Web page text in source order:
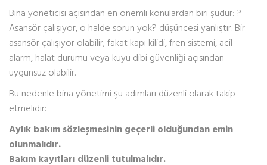
Bina yöneticisi açısından en önemli konulardan biri şudur: ?
Asansör çalışıyor, o halde sorun yok? düşüncesi yanlıştır. Bir
asansör çalışıyor olabilir; fakat kapı kilidi, fren sistemi, acil
alarm, halat durumu veya kuyu dibi güvenliği açısından
uygunsuz olabilir.
Bu nedenle bina yönetimi şu adımları düzenli olarak takip
etmelidir:
Aylık bakım sözleşmesinin geçerli olduğundan emin
olunmalıdır.
Bakım kayıtları düzenli tutulmalıdır.